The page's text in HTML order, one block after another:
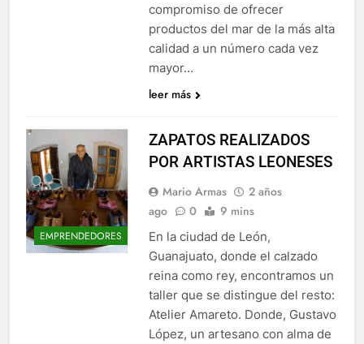
compromiso de ofrecer
productos del mar de la más alta
calidad a un número cada vez
mayor…
leer más
EMPRENDEDORES
ZAPATOS REALIZADOS
POR ARTISTAS LEONESES
Mario Armas
2 años
ago
0 9 mins
En la ciudad de León,
Guanajuato, donde el calzado
reina como rey, encontramos un
taller que se distingue del resto:
Atelier Amareto. Donde, Gustavo
López, un artesano con alma de